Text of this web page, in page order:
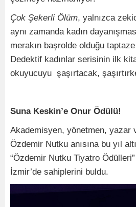
Çok Şekerli Ölüm, yalnızca
aynı zamanda kadın
merakın başrolde olduğu
Dedektif kadınlar serisinin ilk
okuyucuyu şaşırtacak,
Suna Keskin’e Onur Ödülü!
Akademisyen, yönetmen, yazar
Özdemir Nutku anısına bu yıl
“Özdemir Nutku Tiyatro
İzmir’de sahiplerini buldu.